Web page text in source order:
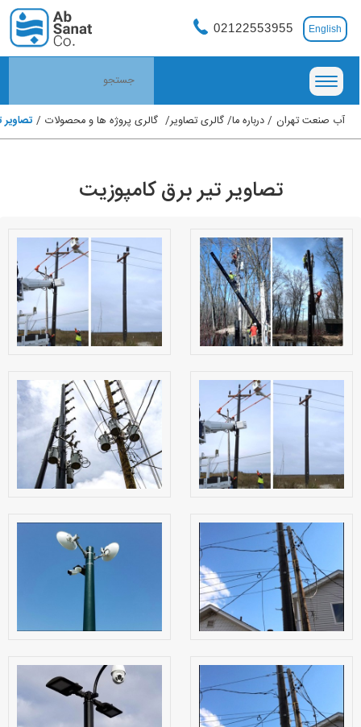
English
02122553955
آب صنعت تهران درباره ما گالری تصاویر گالری پروژه ها و محصولات تصاویر
تصاویر تیر برق کامپوزیت